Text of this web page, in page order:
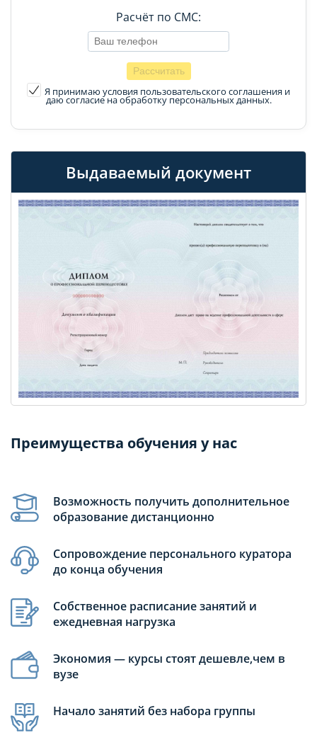
Расчёт по СМС:
Я принимаю условия пользовательского соглашения и
даю согласие на обработку персональных данных.
Выдаваемый документ
Преимущества обучения у нас
Возможность получить дополнительное
образование дистанционно
Сопровождение персонального куратора
до конца обучения
Собственное расписание занятий и
ежедневная нагрузка
Экономия — курсы стоят дешевле,чем в
вузе
Начало занятий без набора группы